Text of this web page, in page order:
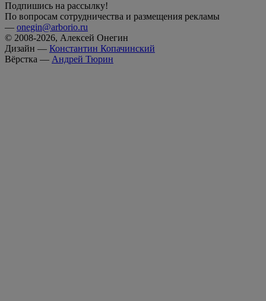
Подпишись на рассылку!
По вопросам сотрудничества и размещения рекламы
— onegin@arborio.ru
© 2008-2026, Алексей Онегин
Дизайн — Константин Копачинский
Вёрстка — Андрей Тюрин